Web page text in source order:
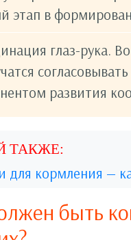
этап в
глаз-рука.
развития
для кормления —
быть